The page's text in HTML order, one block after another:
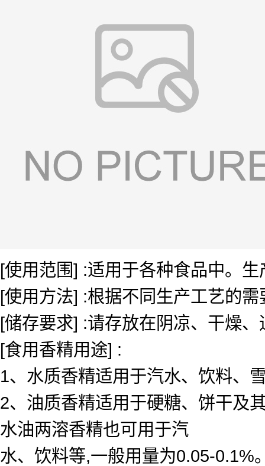
[使用范围] :适用于各种食品中。
[使用方法] :根据不同生产工艺的
[储存要求] :请存放在阴凉、干燥
[食用香精用途] :
1、水质香精适用于汽水、饮料、
2、油质香精适用于硬糖、饼干及
水油两溶香精也可用于汽
水、饮料等,一般用量为0.05-0.1%